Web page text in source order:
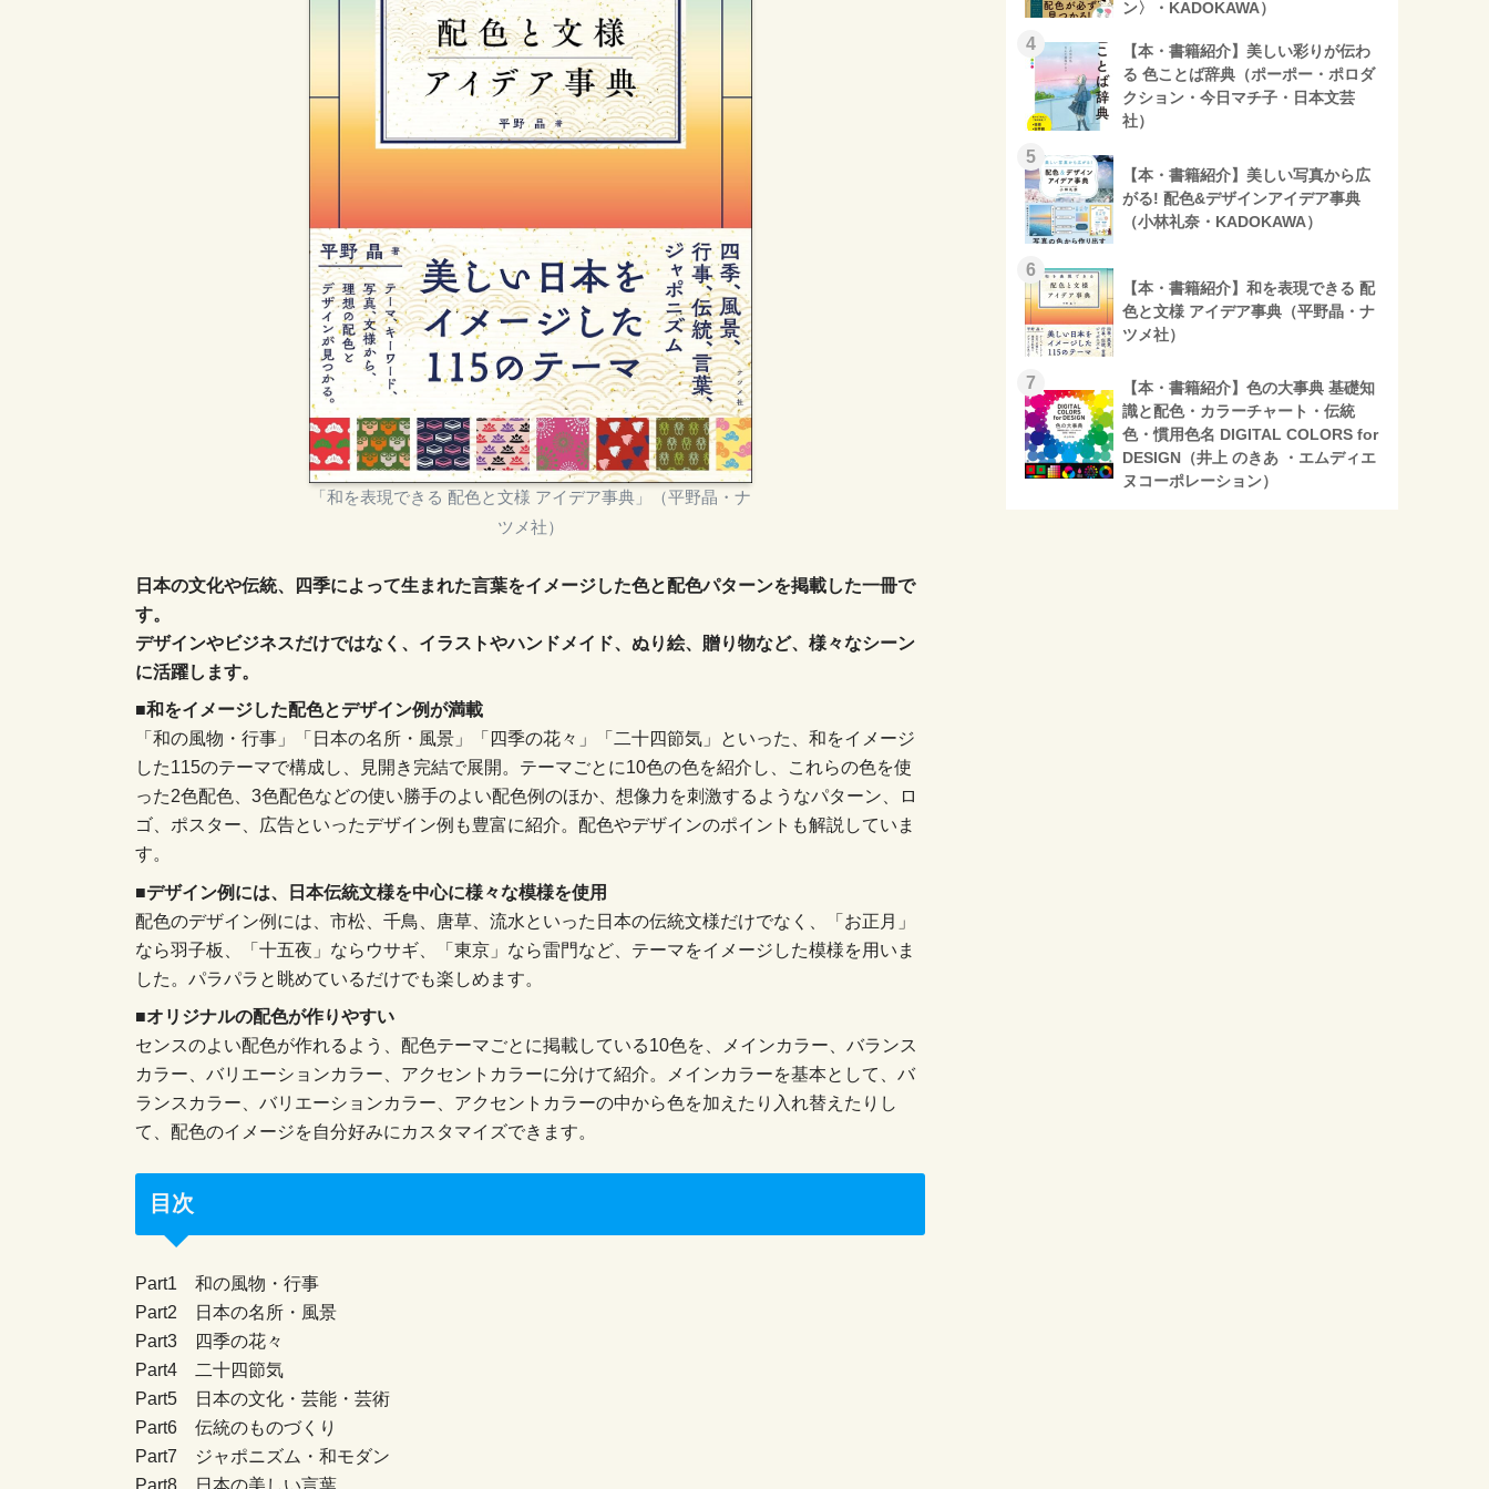
「和を表現できる 配色と文様 アイデア事典」（平野晶・ナ
ツメ社）
日本の文化や伝統、四季によって生まれた言葉をイメージした色と配色パターンを掲載した一冊で
す。
デザインやビジネスだけではなく、イラストやハンドメイド、ぬり絵、贈り物など、様々なシーン
に活躍します。
■和をイメージした配色とデザイン例が満載
「和の風物・行事」「日本の名所・風景」「四季の花々」「二十四節気」といった、和をイメージ
した115のテーマで構成し、見開き完結で展開。テーマごとに10色の色を紹介し、これらの色を使
った2色配色、3色配色などの使い勝手のよい配色例のほか、想像力を刺激するようなパターン、ロ
ゴ、ポスター、広告といったデザイン例も豊富に紹介。配色やデザインのポイントも解説していま
す。
■デザイン例には、日本伝統文様を中心に様々な模様を使用
配色のデザイン例には、市松、千鳥、唐草、流水といった日本の伝統文様だけでなく、「お正月」
なら羽子板、「十五夜」ならウサギ、「東京」なら雷門など、テーマをイメージした模様を用いま
した。パラパラと眺めているだけでも楽しめます。
■オリジナルの配色が作りやすい
センスのよい配色が作れるよう、配色テーマごとに掲載している10色を、メインカラー、バランス
カラー、バリエーションカラー、アクセントカラーに分けて紹介。メインカラーを基本として、バ
ランスカラー、バリエーションカラー、アクセントカラーの中から色を加えたり入れ替えたりし
て、配色のイメージを自分好みにカスタマイズできます。
目次
Part1 和の風物・行事
Part2 日本の名所・風景
Part3 四季の花々
Part4 二十四節気
Part5 日本の文化・芸能・芸術
Part6 伝統のものづくり
Part7 ジャポニズム・和モダン
Part8 日本の美しい言葉
ン〉・KADOKAWA）
4
【本・書籍紹介】美しい彩りが伝わ
る 色ことば辞典（ポーポー・ポロダ
クション・今日マチ子・日本文芸
社）
5
【本・書籍紹介】美しい写真から広
がる! 配色&デザインアイデア事典
（小林礼奈・KADOKAWA）
6
【本・書籍紹介】和を表現できる 配
色と文様 アイデア事典（平野晶・ナ
ツメ社）
7
【本・書籍紹介】色の大事典 基礎知
識と配色・カラーチャート・伝統
色・慣用色名 DIGITAL COLORS for
DESIGN（井上 のきあ ・エムディエ
ヌコーポレーション）